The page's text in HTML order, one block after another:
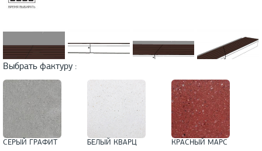
Выбрать фактуру :
СЕРЫЙ ГРАФИТ БЕЛЫЙ КВАРЦ КРАСНЫЙ МАРС